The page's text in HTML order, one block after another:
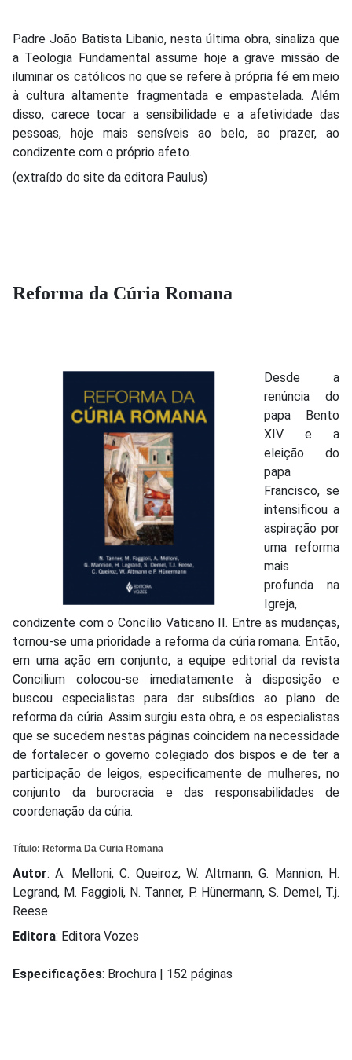
Padre João Batista Libanio, nesta última obra, sinaliza que
a Teologia Fundamental assume hoje a grave missão de
iluminar os católicos no que se refere à própria fé em meio
à cultura altamente fragmentada e empastelada. Além
disso, carece tocar a sensibilidade e a afetividade das
pessoas, hoje mais sensíveis ao belo, ao prazer, ao
condizente com o próprio afeto.
(extraído do site da editora Paulus)
Reforma da Cúria Romana
Desde a
renúncia do
papa Bento
XIV e a
eleição do
papa
Francisco, se
intensificou a
aspiração por
uma reforma
mais
profunda na
Igreja,
condizente com o Concílio Vaticano II. Entre as mudanças,
tornou-se uma prioridade a reforma da cúria romana. Então,
em uma ação em conjunto, a equipe editorial da revista
Concilium colocou-se imediatamente à disposição e
buscou especialistas para dar subsídios ao plano de
reforma da cúria. Assim surgiu esta obra, e os especialistas
que se sucedem nestas páginas coincidem na necessidade
de fortalecer o governo colegiado dos bispos e de ter a
participação de leigos, especificamente de mulheres, no
conjunto da burocracia e das responsabilidades de
coordenação da cúria.
Título: Reforma Da Curia Romana
Autor: A. Melloni, C. Queiroz, W. Altmann, G. Mannion, H.
Legrand, M. Faggioli, N. Tanner, P. Hünermann, S. Demel, T.j.
Reese
Editora: Editora Vozes
Especificações: Brochura | 152 páginas